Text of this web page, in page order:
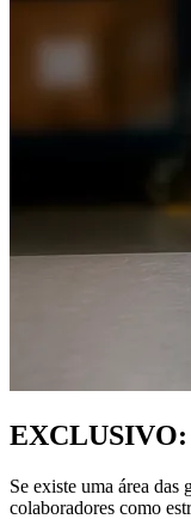
EXCLUSIVO:
Se existe uma área
colaboradores como